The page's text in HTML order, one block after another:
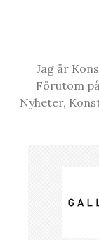
Jag är
Förutom
Nyheter,